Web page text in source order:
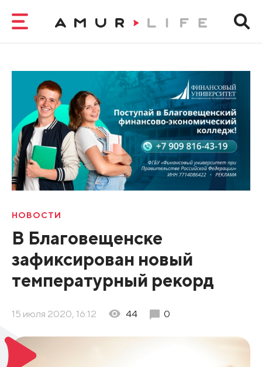
НОВОСТИ
В Благовещенске
зафиксирован новый
температурный рекорд
15 июля 2020, 16:12 44 0